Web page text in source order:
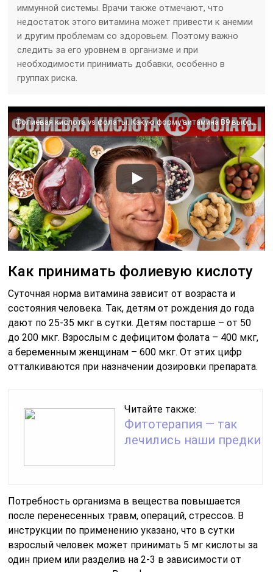
иммунной системы. Врачи также отмечают, что
недостаток этого витамина может привести к анемии
и другим проблемам со здоровьем. Поэтому важно
следить за его уровнем в организме и при
необходимости принимать добавки, особенно в
группах риска.
Фолиевая кислота vs фолаты. Какую форму витамина В9 выбрать?🤷‍♀️
Как принимать фолиевую кислоту
Суточная норма витамина зависит от возраста и
состояния человека. Так, детям от рождения до года
дают по 25-35 мкг в сутки. Детям постарше – от 50
до 200 мкг. Взрослым с дефицитом фолата – 400 мкг,
а беременным женщинам – 600 мкг. От этих цифр
отталкиваются при назначении дозировки препарата.
Читайте также:
Фитотерапия — так
лечились наши предки
Потребность организма в вещества повышается
после перенесенных травм, операций, стрессов. В
инструкции по применению указано, что в сутки
взрослый человек может принимать 5 мг кислоты за
один прием или разделив на 2-3 в зависимости от